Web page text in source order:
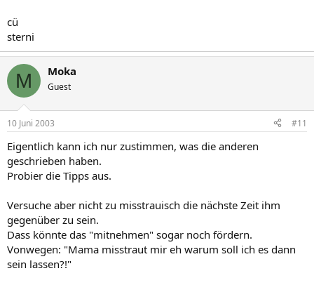
cü
sterni
M Moka
Guest
10 Juni 2003 #11
Eigentlich kann ich nur zustimmen, was die anderen
geschrieben haben.
Probier die Tipps aus.
Versuche aber nicht zu misstrauisch die nächste Zeit ihm
gegenüber zu sein.
Dass könnte das "mitnehmen" sogar noch fördern.
Vonwegen: "Mama misstraut mir eh warum soll ich es dann
sein lassen?!"